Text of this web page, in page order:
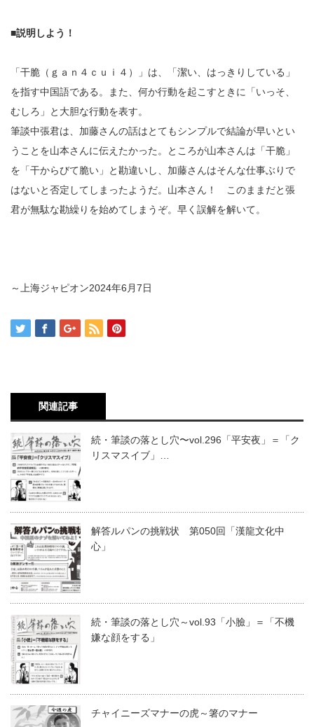
■説明しよう！
「干脆（ｇａｎ４ｃｕｉ４）」は、「潔い、はっきりしている」
を指す中国語である。また、何か行動を起こすときに「いっそ、
むしろ」と大胆な行動を表す。
筆談中張君は、加藤さんの話はとてもシンプルで結論が早いとい
うことを山本さんに伝えたかった。ところが山本さんは「干脆」
を「干からびて脆い」と勘違いし、加藤さんはそんな仕事ぶりで
はないと否定してしまったようだ。山本さん！ このままだと張
君が無駄な勘繰りを始めてしまうぞ。早く誤解を解いて。
～上海ジャピオン2024年6月7日
関連記事
続・筆談の落とし穴〜vol.296「平安夜」＝「ク
リスマスイブ」…
解答ルパンの挑戦状 第050回「漢龍文化中
心」
続・筆談の落とし穴～vol.93「小臉」＝「不機
嫌な顔をする」
チャイニーズマナーの虎～箸のマナー